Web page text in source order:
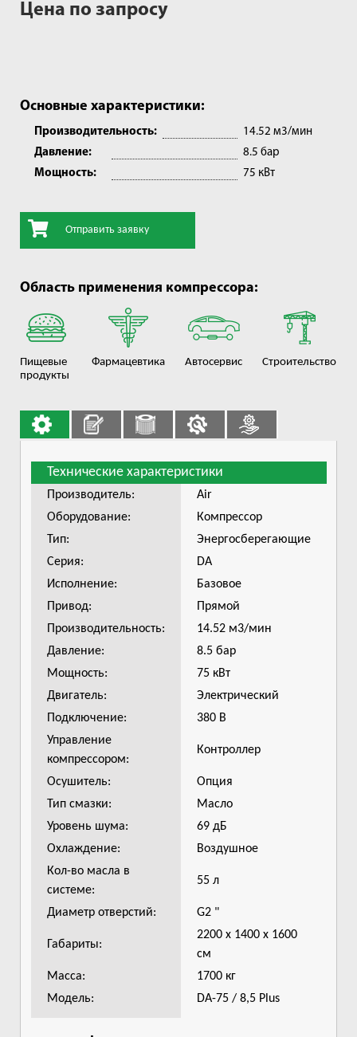
Цена по запросу
Основные характеристики:
Производительность:
14.52 м3/мин
Давление:
8.5 бар
Мощность:
75 кВт
Отправить заявку
Область применения компрессора:
Пищевые
продукты
Фармацевтика Автосервис Строительство
Технические характеристики
Производитель:
Air
Оборудование:
Компрессор
Тип:
Энергосберегающие
Серия:
DA
Исполнение:
Базовое
Привод:
Прямой
Производительность:
14.52 м3/мин
Давление:
8.5 бар
Мощность:
75 кВт
Двигатель:
Электрический
Подключение:
380 В
Управление
компрессором:
Контроллер
Осушитель:
Опция
Тип смазки:
Масло
Уровень шума:
69 дБ
Охлаждение:
Воздушное
Кол-во масла в
системе:
55 л
Диаметр отверстий: G2 "
Габариты:
2200 х 1400 х 1600
см
Масса:
1700 кг
Модель:
DA-75 / 8,5 Plus